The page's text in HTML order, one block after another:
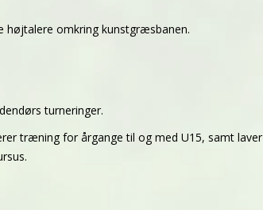
højtalere omkring kunstgræsbanen.
turneringer.
træning for årgange til og med U15, samt laver